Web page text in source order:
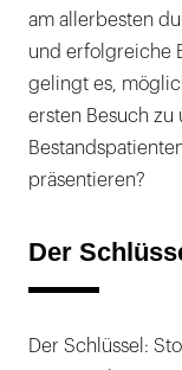
am allerbesten
und erfolgreiche
gelingt es,
ersten Besuch zu
präsentieren?
Der
Der Schlüssel: